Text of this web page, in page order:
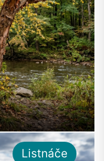
Listnáče